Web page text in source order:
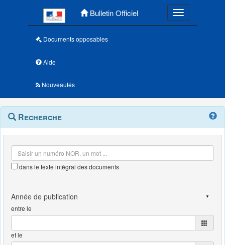
Bulletin Officiel Toggle
Documents opposables
Aide
Nouveautés
Navigation
outils
Menu
contextuel
Recherche
dans le texte intégral des documents
entre le
et le